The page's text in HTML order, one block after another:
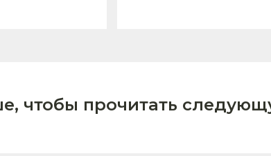
чтобы прочитать